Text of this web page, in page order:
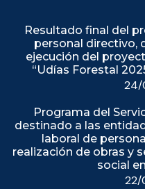
Resultado final del
personal directivo,
ejecución del
“Udías Forestal
24/
Programa del
destinado a las
laboral de
realización de obras y
social
22/